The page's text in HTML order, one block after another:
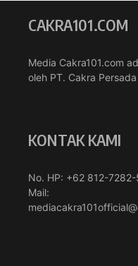
CAKRA101.COM
Media Cakra101.com
oleh PT. Cakra
KONTAK KAMI
No. HP: +62 812-
Mail: